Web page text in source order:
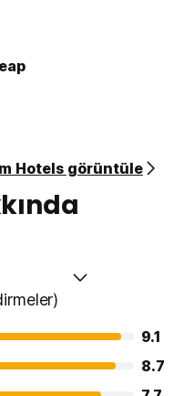
Hotels görüntüle
9.1
8.7